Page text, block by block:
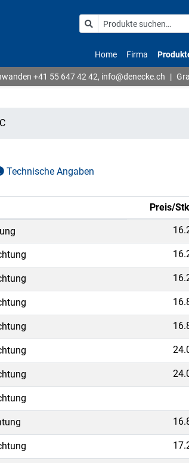
Home Firma
+41 55 647 42 42, info@denecke.ch |
Technische Angaben
Preis/